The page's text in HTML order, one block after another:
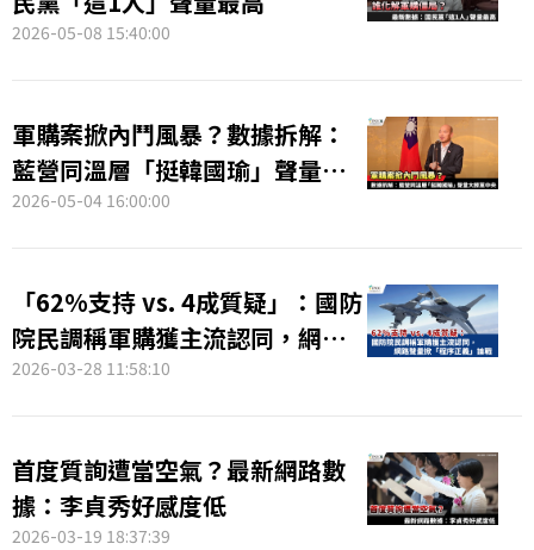
2026-05-08 15:40:00
軍購案掀內鬥風暴？數據拆解：
藍營同溫層「挺韓國瑜」聲量大
勝黨中央
2026-05-04 16:00:00
「62%支持 vs. 4成質疑」：國防
院民調稱軍購獲主流認同，網路
聲量掀「程序正義」論戰
2026-03-28 11:58:10
首度質詢遭當空氣？最新網路數
據：李貞秀好感度低
2026-03-19 18:37:39